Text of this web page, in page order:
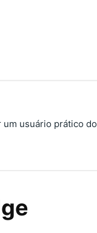
usuário prático do